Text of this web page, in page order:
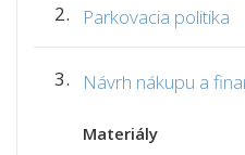
2. Parkovacia politika
3. Návrh nákupu a
Materiály